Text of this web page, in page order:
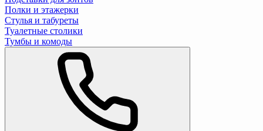
Полки и этажерки
Стулья и табуреты
Туалетные столики
Тумбы и комоды